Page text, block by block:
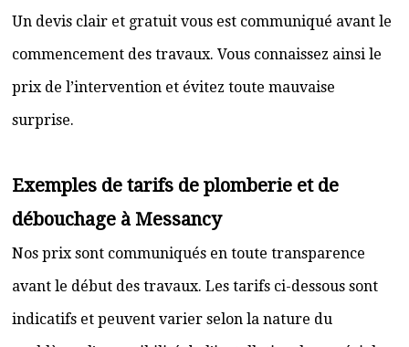
Un devis clair et gratuit vous est communiqué avant le
commencement des travaux. Vous connaissez ainsi le
prix de l’intervention et évitez toute mauvaise
surprise.
Exemples de tarifs de plomberie et de
débouchage à Messancy
Nos prix sont communiqués en toute transparence
avant le début des travaux. Les tarifs ci-dessous sont
indicatifs et peuvent varier selon la nature du